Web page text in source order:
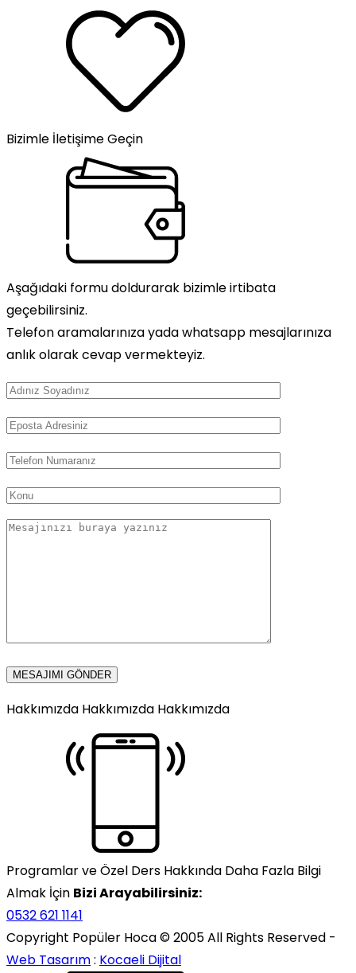
Bizimle İletişime Geçin
Aşağıdaki formu doldurarak bizimle irtibata
geçebilirsiniz.
Telefon aramalarınıza yada whatsapp mesajlarınıza
anlık olarak cevap vermekteyiz.
Hakkımızda Hakkımızda Hakkımızda
Programlar ve Özel Ders Hakkında Daha Fazla Bilgi
Almak İçin Bizi Arayabilirsiniz:
0532 621 1141
Copyright Popüler Hoca © 2005 All Rights Reserved -
Web Tasarım: Kocaeli Dijital